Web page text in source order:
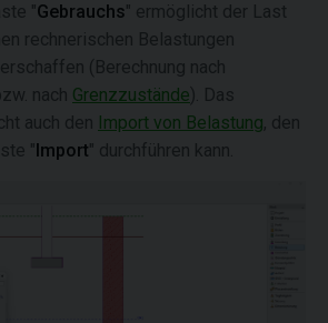
"Gebrauchs" ermöglicht der Last
rechnerischen Belastungen
(Berechnung nach
nach Grenzzustände). Das
auch den Import von Belastung, den
"Import" durchführen kann.